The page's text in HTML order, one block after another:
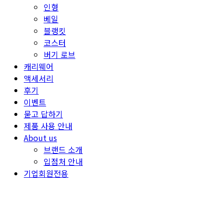
인형
베일
블랭킷
코스터
버기 로브
캐리웨어
액세서리
후기
이벤트
묻고 답하기
제품 사용 안내
About us
브랜드 소개
입점처 안내
기업회원전용